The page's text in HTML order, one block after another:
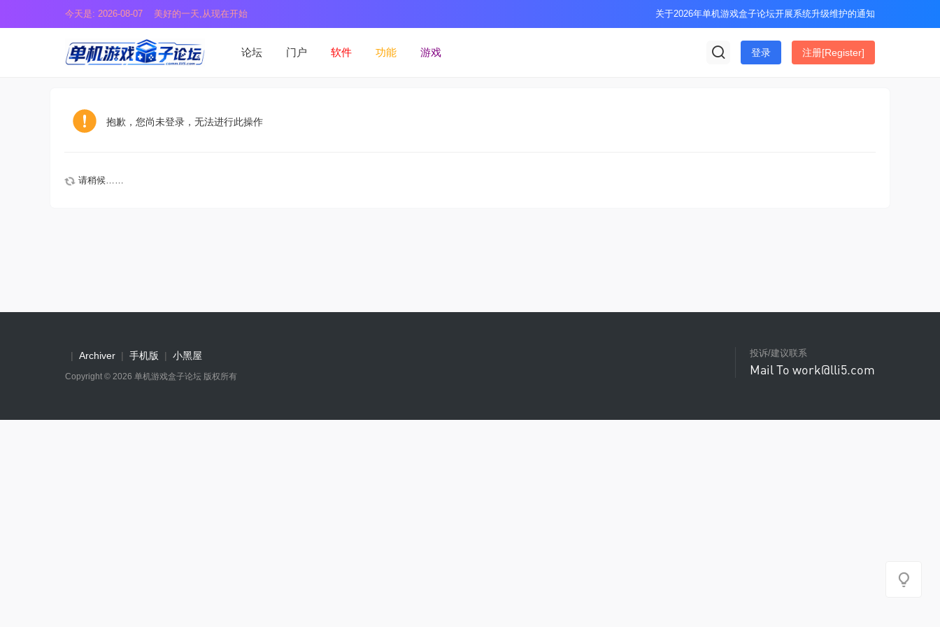
今天是: 2026-08-07 美好的一天,从现在开始 关于2026年单机游戏盒子论坛开展系统升级维护的通知
论坛 门户 软件 功能 游戏 登录 注册[Register]
抱歉，您尚未登录，无法进行此操作
请稍候……
投诉/建议联系
Mail To work@lli5.com
| Archiver | 手机版 | 小黑屋
Copyright © 2026 单机游戏盒子论坛 版权所有